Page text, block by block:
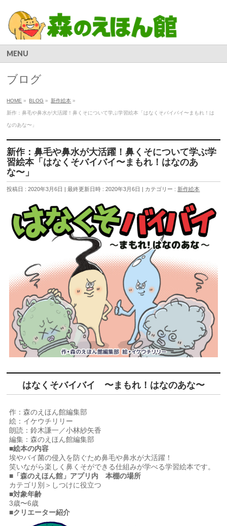
MENU
ブログ
HOME » BLOG » 新作絵本 »
新作：鼻毛や鼻水が大活躍！鼻くそについて学ぶ学習絵本「はなくそバイバイ〜まもれ！は
なのあな〜」
新作：鼻毛や鼻水が大活躍！鼻くそについて学ぶ学
習絵本「はなくそバイバイ〜まもれ！はなのあ
な〜」
投稿日 : 2020年3月6日 最終更新日時 : 2020年3月6日 カテゴリー : 新作絵本
はなくそバイバイ 〜まもれ！はなのあな〜
作：森のえほん館編集部
絵：イケウチリリー
朗読：鈴木謙一／小林紗矢香
編集：森のえほん館編集部
■絵本の内容
埃やバイ菌の侵入を防ぐため鼻毛や鼻水が大活躍！
笑いながら楽しく鼻くそができる仕組みが学べる学習絵本です。
■「森のえほん館」アプリ内 本棚の場所
カテゴリ別＞しつけに役立つ
■対象年齢
3歳〜6歳
■クリエーター紹介